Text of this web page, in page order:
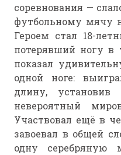
соревнования —
футбольному мячу
Героем стал 18-
потерявший ногу в
показал
одной ноге:
длину,
невероятный
Участвовал ещё в
завоевал в общей
одну серебряную